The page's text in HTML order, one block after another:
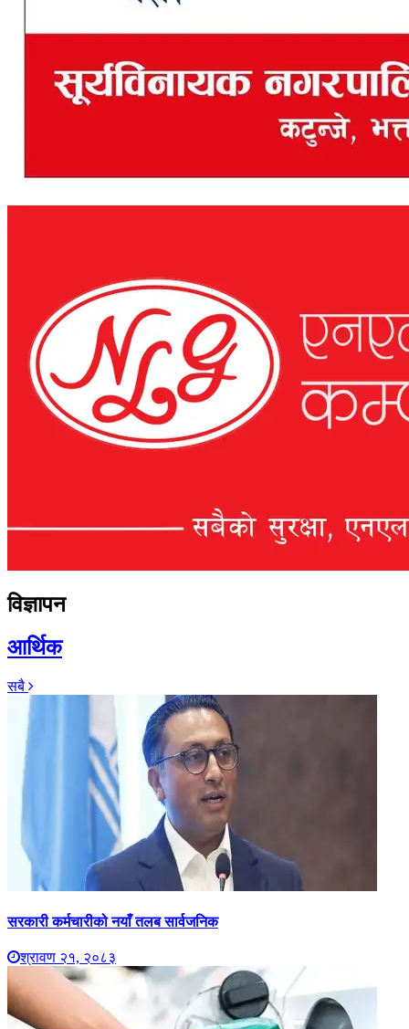
विज्ञापन
आर्थिक
सबै
सरकारी कर्मचारीको नयाँ तलब सार्वजनिक
श्रावण २१, २०८३